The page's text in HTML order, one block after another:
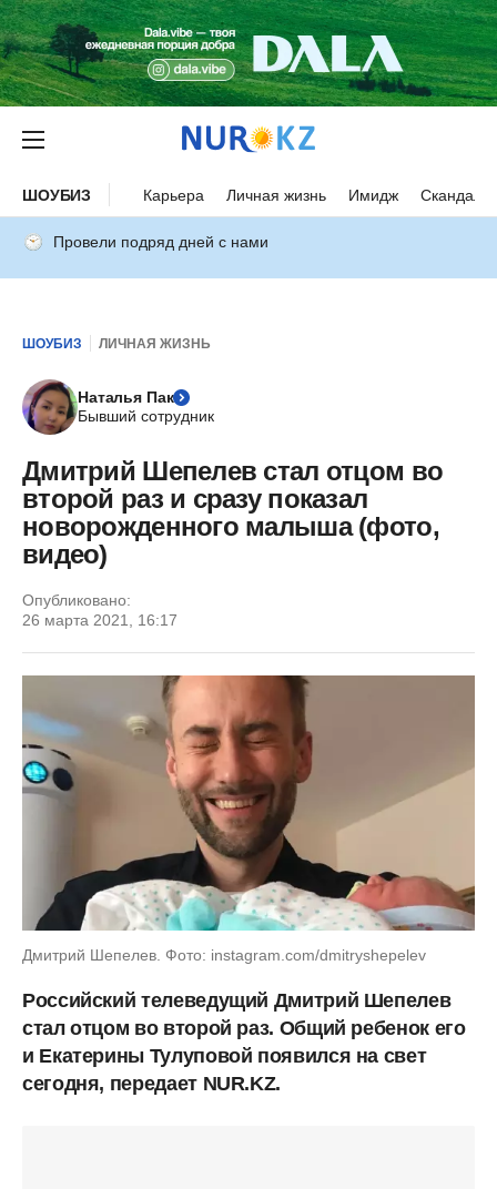
ШОУБИЗ Карьера Личная жизнь Имидж Скандалы
Провели подряд дней с нами
ШОУБИЗ ЛИЧНАЯ ЖИЗНЬ
Наталья Пак
Бывший сотрудник
Дмитрий Шепелев стал отцом во
второй раз и сразу показал
новорожденного малыша (фото,
видео)
Опубликовано:
26 марта 2021, 16:17
Дмитрий Шепелев. Фото: instagram.com/dmitryshepelev
Российский телеведущий Дмитрий Шепелев
стал отцом во второй раз. Общий ребенок его
и Екатерины Тулуповой появился на свет
сегодня, передает NUR.KZ.